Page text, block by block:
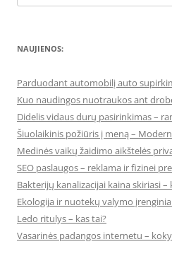
for:
NAUJIENOS:
Parduodant automobilį auto
Kuo naudingos nuotraukos ant
Didelis vidaus durų pasirinkimas –
Šiuolaikinis požiūris į meną –
Medinės vaikų žaidimo aikštelės
SEO paslaugos – reklama ir fizinei
Bakterijų kanalizacijai kaina skiriasi –
Ekologija ir nuotekų valymo
Ledo ritulys – kas tai?
Vasarinės padangos internetu –